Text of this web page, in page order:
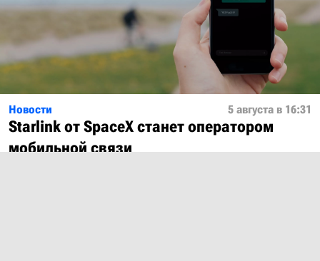
Новости 5 августа в 16:31
Starlink от SpaceX станет оператором
мобильной связи